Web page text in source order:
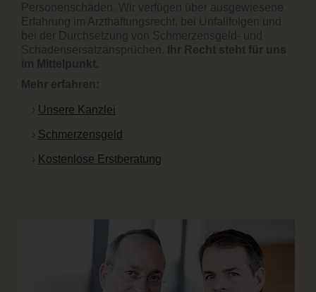
Personenschäden. Wir verfügen über ausgewiesene
Erfahrung im Arzthaftungsrecht, bei Unfallfolgen und
bei der Durchsetzung von Schmerzensgeld- und
Schadensersatzansprüchen.
Ihr Recht steht für uns
im Mittelpunkt.
Mehr erfahren:
Unsere Kanzlei
Schmerzensgeld
Kostenlose Erstberatung